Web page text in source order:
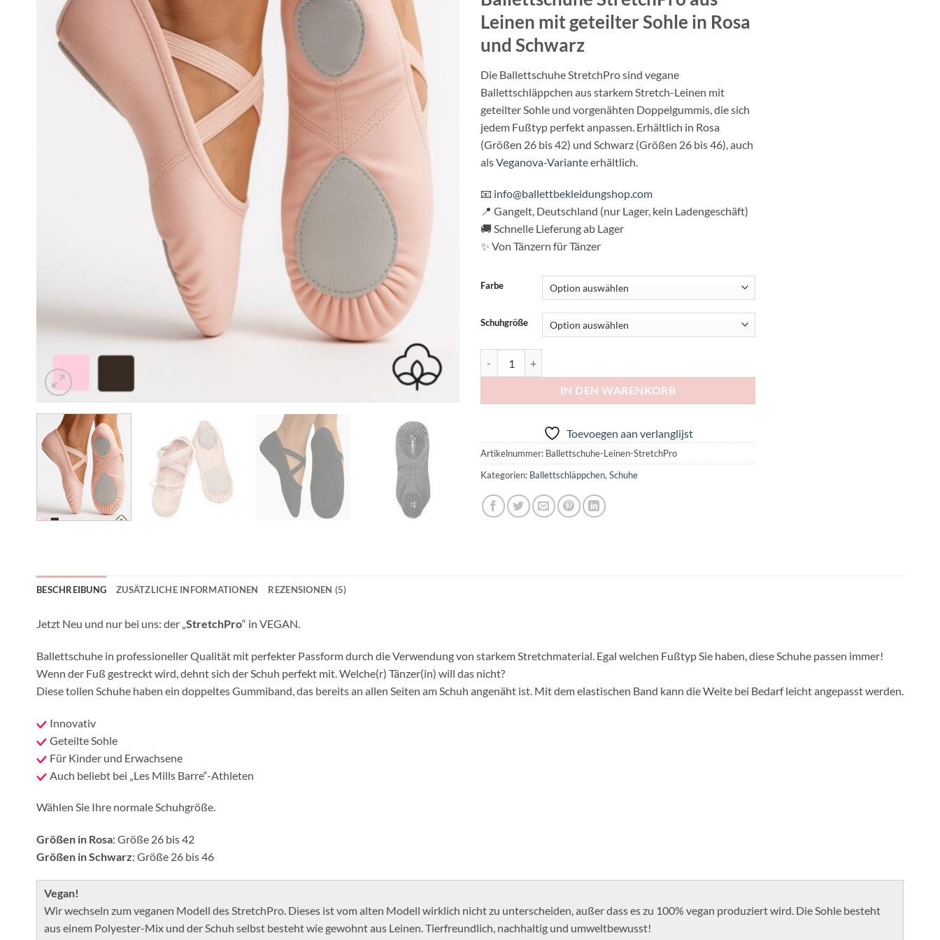
Kundenbewertungen
€ 24,95€ 18,95.
Leinen mit geteilter Sohle in Rosa
und Schwarz
Die Ballettschuhe StretchPro sind vegane
Ballettschläppchen aus starkem Stretch-Leinen mit
geteilter Sohle und vorgenähten Doppelgummis, die sich
jedem Fußtyp perfektanpassen. Erhältlich in Rosa
(Größen 26 bis 42) und Schwarz (Größen 26 bis 46), auch
alsVeganova-Varianteerhältlich.
📧 info@ballettbekleidungshop.com
📍 Gangelt, Deutschland (nur Lager, kein Ladengeschäft)
🚚 Schnelle Lieferung ab Lager
✨ Von Tänzern fürTänzer
Farbe
Schuhgröße
IN DEN WARENKORB
Toevoegen aan verlanglijst
Artikelnummer: Ballettschuhe-Leinen-StretchPro
Kategorien: Ballettschläppchen, Schuhe
BESCHREIBUNG ZUSÄTZLICHE INFORMATIONEN REZENSIONEN (5)
Jetzt Neu und nur bei uns: der „StretchPro“ in VEGAN.
Ballettschuhe in professioneller Qualität mit perfekter Passform durch die Verwendung von starkem Stretchmaterial. Egal welchen Fußtyp Sie haben, diese Schuhe passen immer!
Wenn der Fuß gestreckt wird, dehnt sich der Schuh perfekt mit. Welche(r) Tänzer(in) will das nicht?
Diese tollen Schuhe haben ein doppeltes Gummiband, das bereits an allen Seiten am Schuh angenäht ist. Mit dem elastischen Band kann die Weite bei Bedarf leicht angepasst werden.
Innovativ
Geteilte Sohle
Für Kinder und Erwachsene
Auch beliebt bei „Les Mills Barre“-Athleten
Wählen Sie Ihre normale Schuhgröße.
Größen in Rosa: Größe 26 bis 42
Größen in Schwarz: Größe 26 bis 46
Vegan!
Wir wechseln zum veganen Modell des StretchPro. Dieses ist vom alten Modell wirklich nicht zu unterscheiden, außer dass es zu 100% vegan produziert wird. Die Sohle besteht
aus einem Polyester-Mix und der Schuh selbst besteht wie gewohnt aus Leinen. Tierfreundlich, nachhaltig und umweltbewusst!